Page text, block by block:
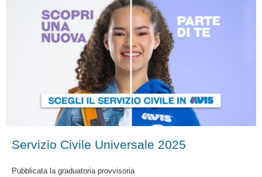
Servizio Civile Universale 2025
Pubblicata la graduatoria provvisoria